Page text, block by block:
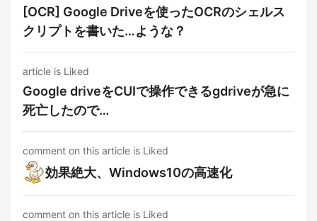
[OCR] Google Driveを使ったOCRのシェルス
クリプトを書いた…ような？
article is Liked
Google driveをCUIで操作できるgdriveが急に
死亡したので…
comment on this article is Liked
効果絶大、Windows10の高速化
comment on this article is Liked